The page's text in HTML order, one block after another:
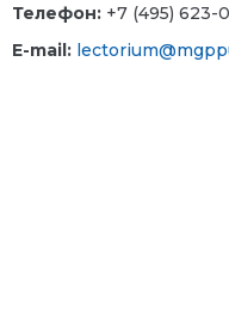
Телефон: +7 (495) 623-
E-mail: